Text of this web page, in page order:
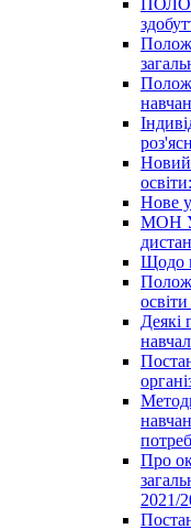
Новий
Нове
МОН
Щодо
Деякі
Про
2021/